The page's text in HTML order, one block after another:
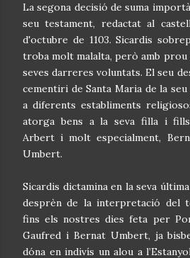
La segona decisió de suma
seu testament, redactat al
d'octubre de 1103. Sicardis
troba molt malalta, però amb
seves darreres voluntats. El seu
cementiri de Santa Maria de la
a diferents establiments
atorga bens a la seva filla i fills
Arbert i molt especialment,
Umbert.
Sicardis dictamina en la seva
desprèn de la interpretació del
fins els nostres dies feta per
Gaufred i Bernat Umbert, ja
dóna en indivís un alou a